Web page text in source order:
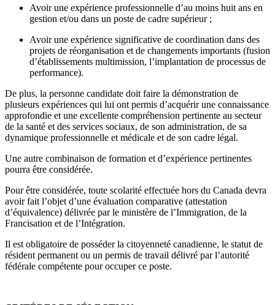
Avoir une expérience professionnelle d’au moins huit ans en
gestion et/ou dans un poste de cadre supérieur ;
Avoir une expérience significative de coordination dans des
projets de réorganisation et de changements importants (fusion
d’établissements multimission, l’implantation de processus de
performance).
De plus, la personne candidate doit faire la démonstration de
plusieurs expériences qui lui ont permis d’acquérir une connaissance
approfondie et une excellente compréhension pertinente au secteur
de la santé et des services sociaux, de son administration, de sa
dynamique professionnelle et médicale et de son cadre légal.
Une autre combinaison de formation et d’expérience pertinentes
pourra être considérée.
Pour être considérée, toute scolarité effectuée hors du Canada devra
avoir fait l’objet d’une évaluation comparative (attestation
d’équivalence) délivrée par le ministère de l’Immigration, de la
Francisation et de l’Intégration.
Il est obligatoire de posséder la citoyenneté canadienne, le statut de
résident permanent ou un permis de travail délivré par l’autorité
fédérale compétente pour occuper ce poste.